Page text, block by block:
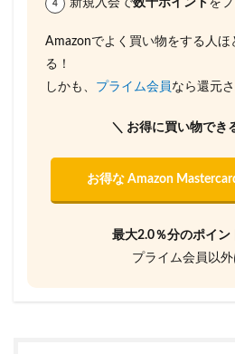
新規入会で数千ポイント を
Amazonでよく買い物をする人ほ
る！
しかも、 プライム会員 なら還元
＼ お得に買い物でき
お得な Amazon
最大2.0％分のポイン
プライム会員以外